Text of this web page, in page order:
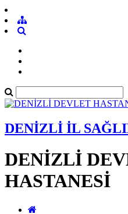
DENİZLİ İL
DENİZLİ
HASTANESİ